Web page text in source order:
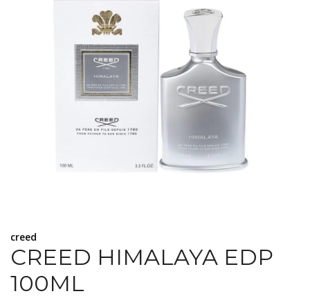
creed
CREED HIMALAYA EDP
100ML